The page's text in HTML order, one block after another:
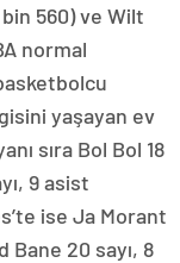
560) ve Wilt
normal
yaşayan ev
sıra Bol Bol 18
9 asist
ise Ja Morant
Bane 20 sayı, 8